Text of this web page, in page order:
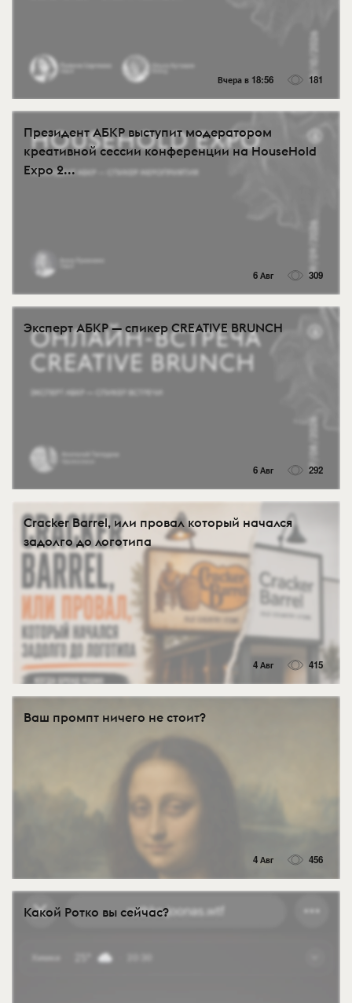
Вчера в 18:56 181
Президент АБКР выступит модератором
креативной сессии конференции на HouseHold
Expo 2...
6 Авг 309
Эксперт АБКР — спикер CREATIVE BRUNCH
6 Авг 292
Cracker Barrel, или провал который начался
задолго до логотипа
4 Авг 415
Ваш промпт ничего не стоит?
4 Авг 456
Какой Ротко вы сейчас?